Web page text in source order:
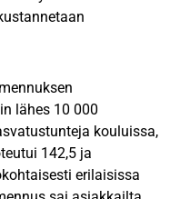
lähes 10 000
kouluissa,
142,5 ja
erilaisissa